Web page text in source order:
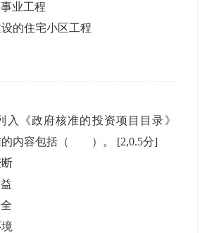
业工程
的住宅小区工程
入《政府核准的投资项目目录》
的内容包括（ ）。 [2,0.5分]